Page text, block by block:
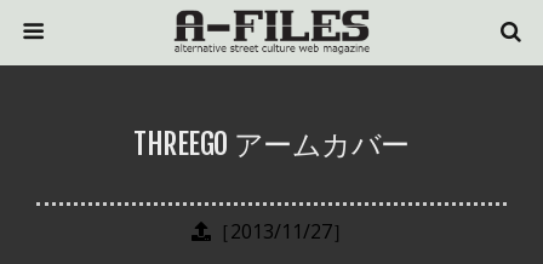
THREEGO アームカバー
［2013/11/27］